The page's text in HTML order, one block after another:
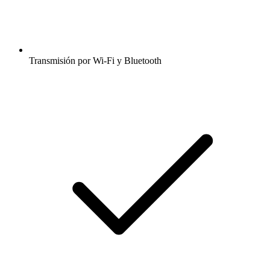
Transmisión por Wi-Fi y Bluetooth